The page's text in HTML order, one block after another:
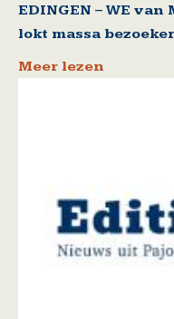
EDINGEN – WE
lokt massa
Meer lezen